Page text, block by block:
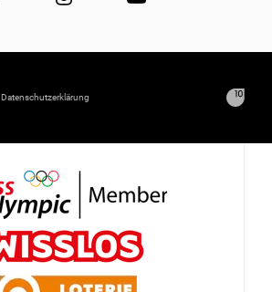
Datenschutzerklärung